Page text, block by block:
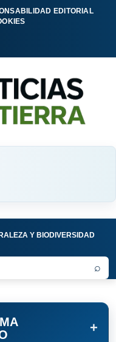
EDITORIAL
Y BIODIVERSIDAD
⌕
+